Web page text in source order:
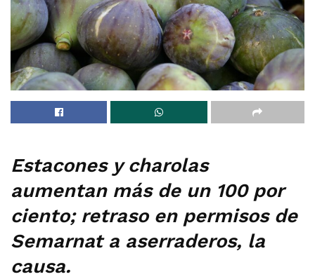
Estacones y charolas
aumentan más de un 100 por
ciento; retraso en permisos de
Semarnat a aserraderos, la
causa.